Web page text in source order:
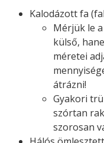
Kalodázott fa
Mérjük le
külső,
méretei
átrázni!
Gyakori
szórtan
szorosan